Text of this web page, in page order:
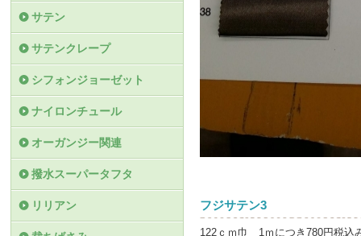
フジサテン3
122ｃｍ巾 1ｍにつき780円税込
サテン
サテンクレープ
シフォンジョーゼット
ナイロンチュール
オーガンジー関連
撥水スーパータフタ
リリアン